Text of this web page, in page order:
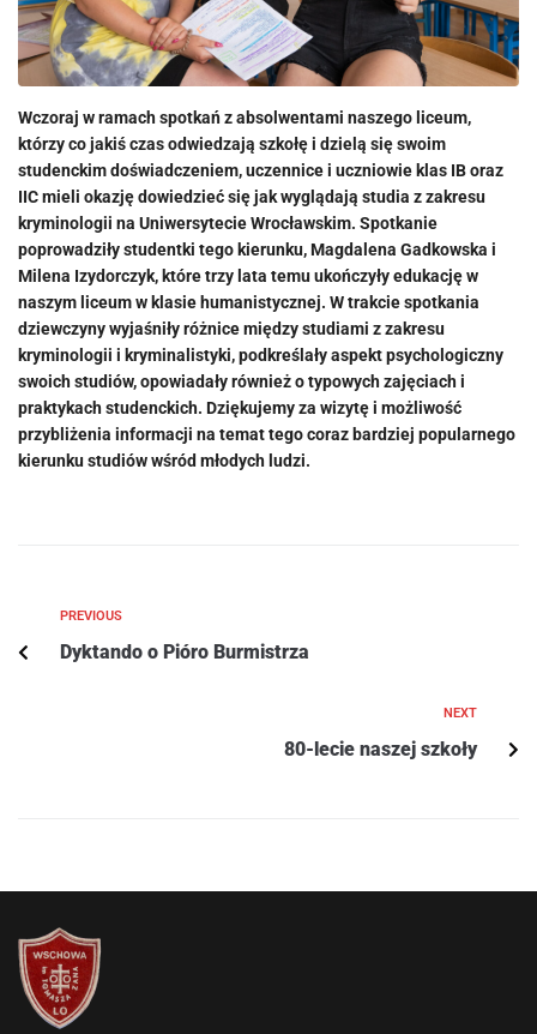
Wczoraj w ramach spotkań z absolwentami naszego liceum,
którzy co jakiś czas odwiedzają szkołę i dzielą się swoim
studenckim doświadczeniem, uczennice i uczniowie klas IB oraz
IIC mieli okazję dowiedzieć się jak wyglądają studia z zakresu
kryminologii na Uniwersytecie Wrocławskim. Spotkanie
poprowadziły studentki tego kierunku, Magdalena Gadkowska i
Milena Izydorczyk, które trzy lata temu ukończyły edukację w
naszym liceum w klasie humanistycznej. W trakcie spotkania
dziewczyny wyjaśniły różnice między studiami z zakresu
kryminologii i kryminalistyki, podkreślały aspekt psychologiczny
swoich studiów, opowiadały również o typowych zajęciach i
praktykach studenckich. Dziękujemy za wizytę i możliwość
przybliżenia informacji na temat tego coraz bardziej popularnego
kierunku studiów wśród młodych ludzi.
PREVIOUS
Dyktando o Pióro Burmistrza
NEXT
80-lecie naszej szkoły